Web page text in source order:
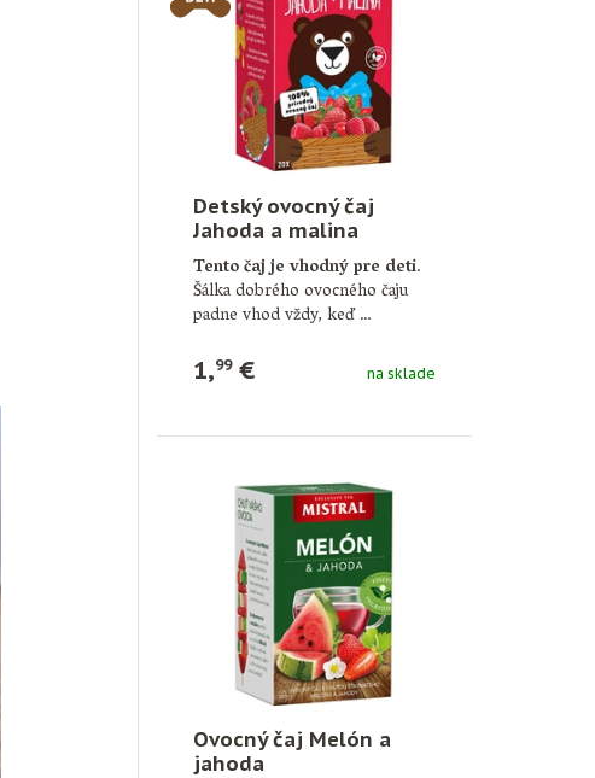
Detský ovocný čaj
Jahoda a malina
Tento čaj je vhodný pre deti.
Šálka dobrého ovocného čaju
padne vhod vždy, keď …
1,99€ na sklade
Ovocný čaj Melón a
jahoda